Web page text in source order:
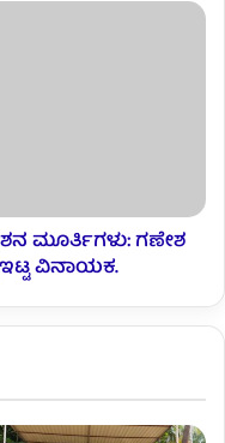
ಮೂರ್ತಿಗಳು: ಗಣೇಶ
ಇಟ್ಟ ವಿನಾಯಕ.